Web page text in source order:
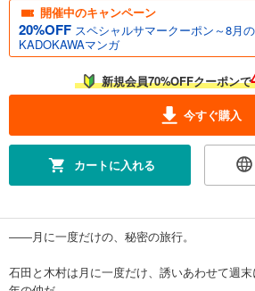
開催中のキャンペーン
20%OFF スペシャルサマークーポン～8月の
KADOKAWAマンガ
新規会員70%OFFクーポンで
今すぐ購入
カートに入れる
――月に一度だけの、秘密の旅行。
石田と木村は月に一度だけ、誘いあわせて週